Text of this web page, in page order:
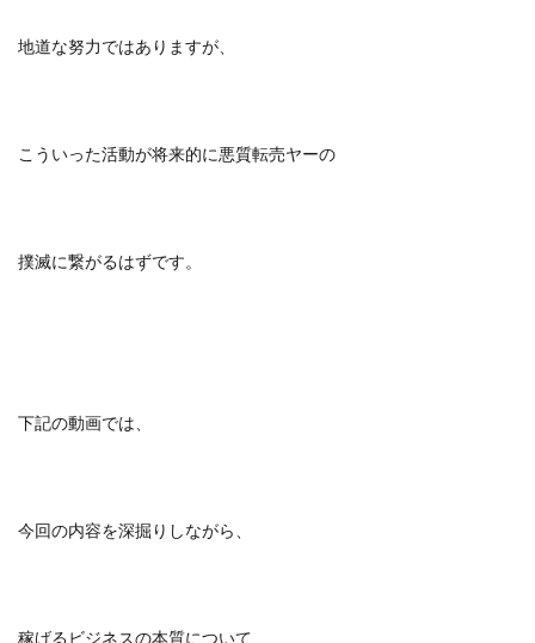
地道な努力ではありますが、
こういった活動が将来的に悪質転売ヤーの
撲滅に繋がるはずです。
下記の動画では、
今回の内容を深掘りしながら、
稼げるビジネスの本質について